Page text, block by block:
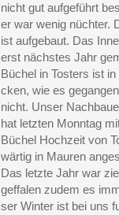
nicht gut aufgeführt
er war wenig nüchter.
ist aufgebaut. Das
erst nächstes Jahr
Büchel in Tosters ist
cken, wie es
nicht. Unser
hat letzten Monntag
Büchel Hochzeit von
wärtig in Mauren
Das letzte Jahr war
geffalen zudem es
ser Winter ist bei uns